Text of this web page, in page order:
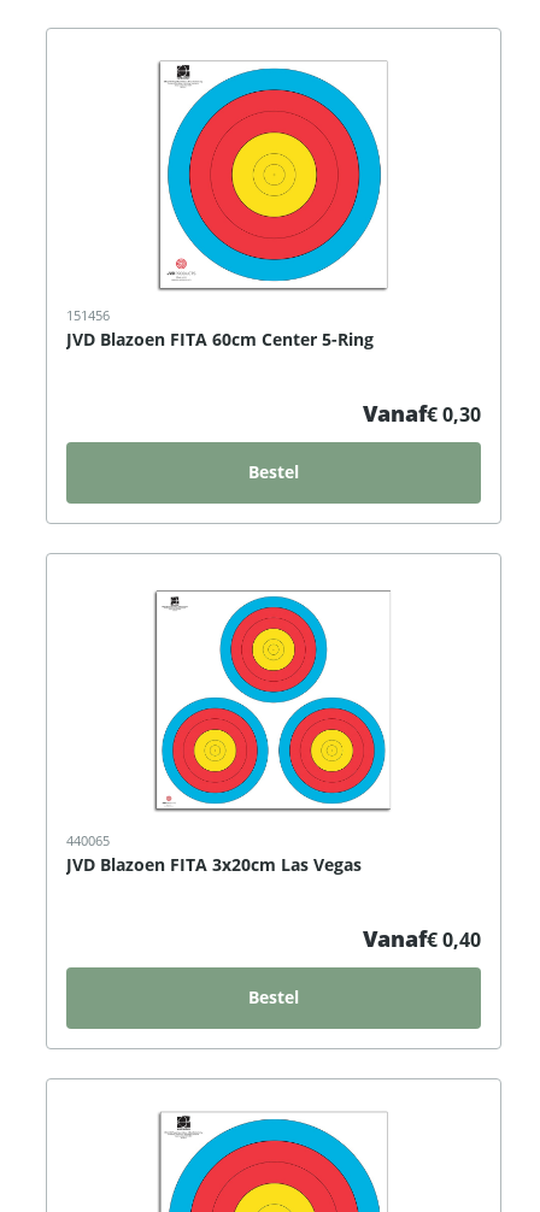
151456
JVD Blazoen FITA 60cm Center 5-Ring
Vanaf€ 0,30
Bestel
440065
JVD Blazoen FITA 3x20cm Las Vegas
Vanaf€ 0,40
Bestel